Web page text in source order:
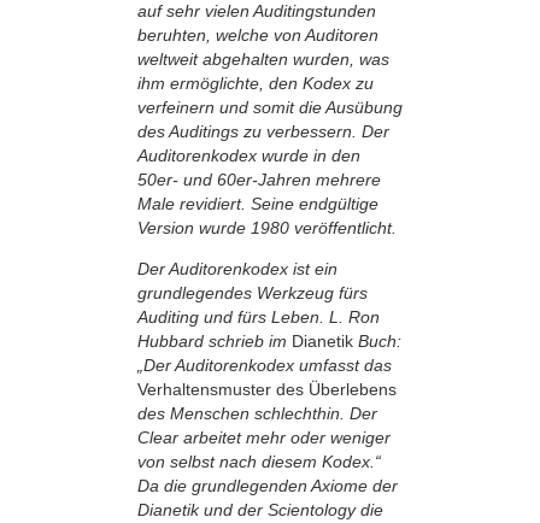
auf sehr vielen Auditingstunden
beruhten, welche von Auditoren
weltweit abgehalten wurden, was
ihm ermöglichte, den Kodex zu
verfeinern und somit die Ausübung
des Auditings zu verbessern. Der
Auditorenkodex wurde in den
50er- und 60er-Jahren mehrere
Male revidiert. Seine endgültige
Version wurde 1980 veröffentlicht.
Der Auditorenkodex ist ein
grundlegendes Werkzeug fürs
Auditing und fürs Leben. L. Ron
Hubbard schrieb im Dianetik Buch:
„Der Auditorenkodex umfasst das
Verhaltensmuster des Überlebens
des Menschen schlechthin. Der
Clear arbeitet mehr oder weniger
von selbst nach diesem Kodex.“
Da die grundlegenden Axiome der
Dianetik und der Scientology die